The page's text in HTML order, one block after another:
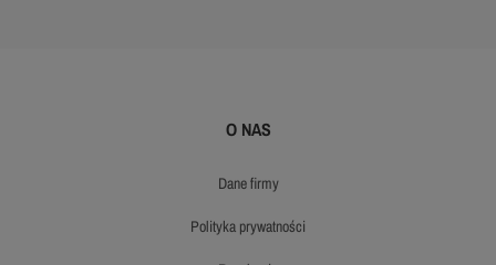
O NAS
dane firmy
polityka prywatności